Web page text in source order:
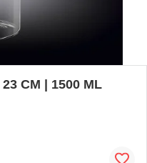
CM | 1500 ML